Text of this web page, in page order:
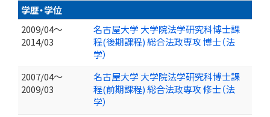
学歴・学位
2009/04～
2014/03
名古屋大学 大学院法学研究科博士課
程(後期課程) 総合法政専攻 博士（法
学）
2007/04～
2009/03
名古屋大学 大学院法学研究科博士課
程(前期課程) 総合法政専攻 修士（法
学）